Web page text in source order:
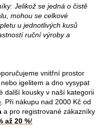
Jelikož se jedná o čistě
mohou se celkové
u jednotlivých kusů
ruční výroby a
vnitřní prostor
igelitem a dno vysypat
další kousky v naší kategorii
. Při nákupu nad 2000 Kč od
a pro registrované zákazníky
až 20 %!